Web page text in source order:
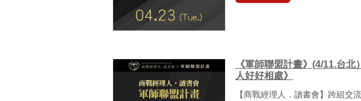
《軍師聯盟計畫》(4/11.台
人好好相處》
【商戰經理人．讀書會】跨組交